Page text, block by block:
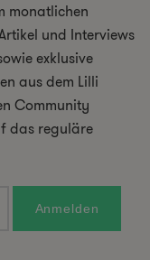
monatlichen
und Interviews
exklusive
aus dem Lilli
Community
das reguläre